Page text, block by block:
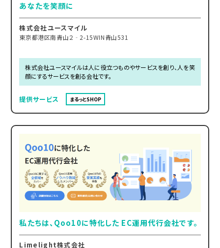
あなたを笑顔に
株式会社ユースマイル
東京都港区南青山２‐2-15WIN青山531
株式会社ユースマイルは人に役立つものやサービスを創り、人を笑
顔にするサービスを創る会社です。
提供サービス まるっとSHOP
私たちは、Qoo10に特化した EC運用代行会社です。
Limelight株式会社